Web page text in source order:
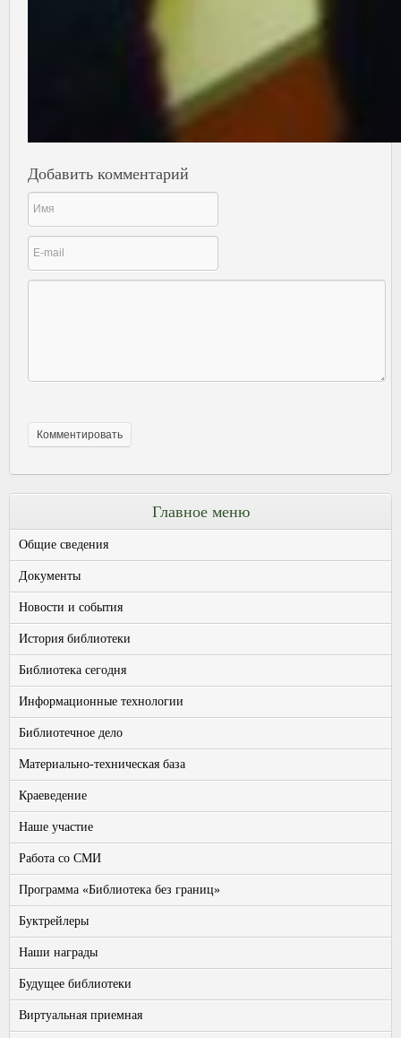
Добавить комментарий
Главное меню
Общие сведения
Документы
Новости и события
История библиотеки
Библиотека сегодня
Информационные технологии
Библиотечное дело
Материально-техническая база
Краеведение
Наше участие
Работа со СМИ
Программа «Библиотека без границ»
Буктрейлеры
Наши награды
Будущее библиотеки
Виртуальная приемная